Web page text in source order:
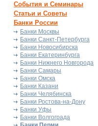
События и Семинары
Статьи и Советы
Банки России
Банки Москвы
Банки Санкт-Петербурга
Банки Новосибирска
Банки Екатеринбурга
Банки Нижнего Новгорода
Банки Самары
Банки Омска
Банки Казани
Банки Челябинска
Банки Ростова-на-Дону
Банки Уфы
Банки Волгограда